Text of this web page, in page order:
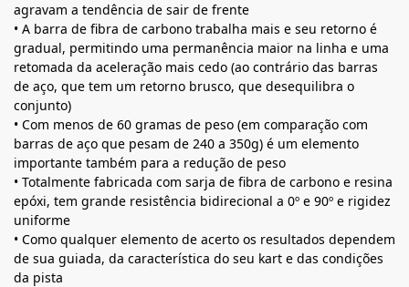
agravam a tendência de sair de frente
• A barra de fibra de carbono trabalha mais e seu retorno é
gradual, permitindo uma permanência maior na linha e uma
retomada da aceleração mais cedo (ao contrário das barras
de aço, que tem um retorno brusco, que desequilibra o
conjunto)
• Com menos de 60 gramas de peso (em comparação com
barras de aço que pesam de 240 a 350g) é um elemento
importante também para a redução de peso
• Totalmente fabricada com sarja de fibra de carbono e resina
epóxi, tem grande resistência bidirecional a 0º e 90º e rigidez
uniforme
• Como qualquer elemento de acerto os resultados dependem
de sua guiada, da característica do seu kart e das condições
da pista